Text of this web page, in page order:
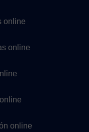
online
online
online